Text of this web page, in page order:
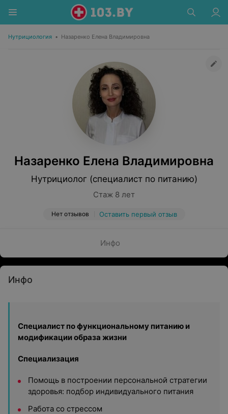
Нутрициология • Назаренко Елена Владимировна
Назаренко Елена Владимировна
Нутрициолог (специалист по питанию)
Стаж 8 лет
Нет отзывов Оставить первый отзыв
Инфо
Инфо
Специалист по функциональному питанию и
модификации образа жизни
Специализация
Помощь в построении персональной стратегии
здоровья: подбор индивидуального питания
Работа со стрессом